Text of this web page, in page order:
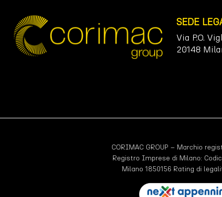
SEDE
Via P.O.
20148
CORIMAC GROUP – Marchio
Registro Imprese di Milano:
Milano 1850156 Rating di